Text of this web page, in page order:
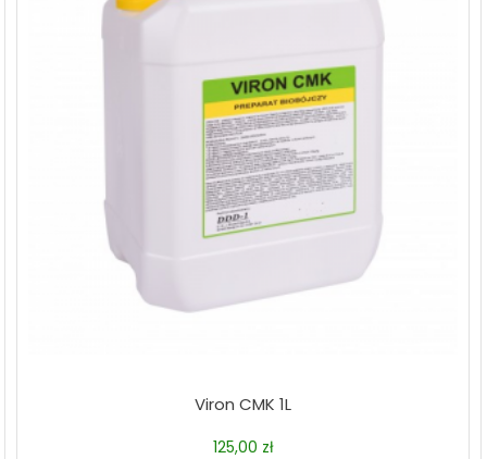
Viron CMK 1L
125,00 zł